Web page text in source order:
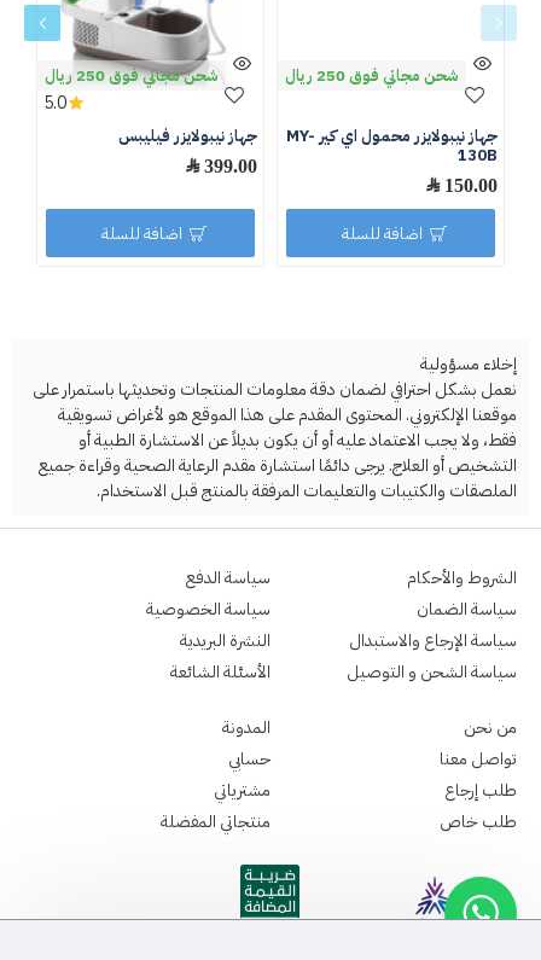
شحن مجاني فوق 250 ريال
جهاز نيبولايزر محمول اي كير MY-
130B
150.00 ﷼
اضافة للسلة
شحن مجاني فوق 250 ريال
جهاز نيبولايزر فيليبس
399.00 ﷼
5.0
اضافة للسلة
إخلاء مسؤولية
نعمل بشكل احترافي لضمان دقة معلومات المنتجات وتحديثها باستمرار على
موقعنا الإلكتروني. المحتوى المقدم على هذا الموقع هو لأغراض تسويقية
فقط، ولا يجب الاعتماد عليه أو أن يكون بديلاً عن الاستشارة الطبية أو
التشخيص أو العلاج. يرجى دائمًا استشارة مقدم الرعاية الصحية وقراءة جميع
الملصقات والكتيبات والتعليمات المرفقة بالمنتج قبل الاستخدام.
الشروط والأحكام
سياسة الضمان
سياسة الإرجاع والاستبدال
سياسة الشحن و التوصيل
سياسة الدفع
سياسة الخصوصية
النشرة البريدية
الأسئلة الشائعة
من نحن
تواصل معنا
طلب إرجاع
طلب خاص
المدونة
حسابي
مشترياتي
منتجاتي المفضلة